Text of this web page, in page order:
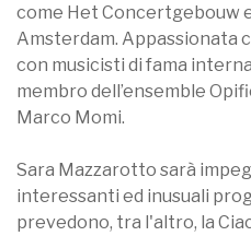
come Het Concertgebouw
Amsterdam. Appassionata
con musicisti di fama
membro dell’ensemble
Marco Momi.
Sara Mazzarotto sarà
interessanti ed inusuali
prevedono, tra l'altro, la